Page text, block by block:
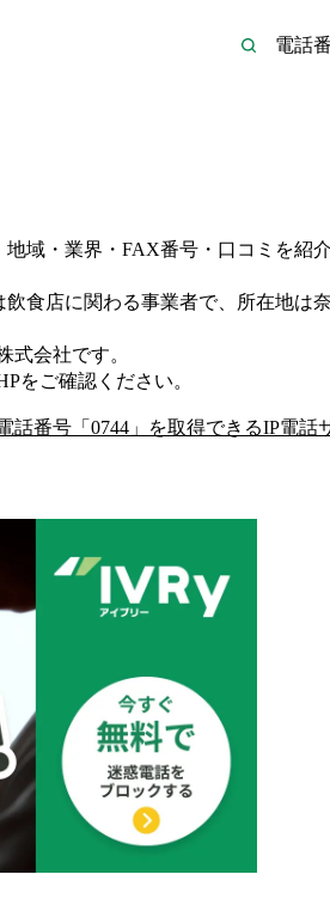
域・業界・FAX番号・口コミを紹介
飲食店に関わる事業者で、所在地は奈
式会社です。
をご確認ください。
話番号「 0744 」を取得できるIP電話